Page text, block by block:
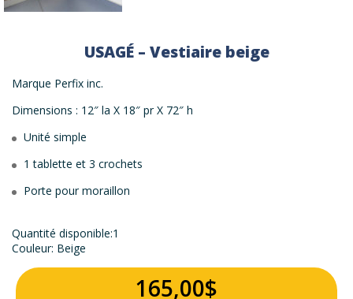
USAGÉ – Vestiaire beige
Marque Perfix inc.
Dimensions : 12″ la X 18″ pr X 72″ h
Unité simple
1 tablette et 3 crochets
Porte pour moraillon
Quantité disponible:1
Couleur: Beige
165,00$